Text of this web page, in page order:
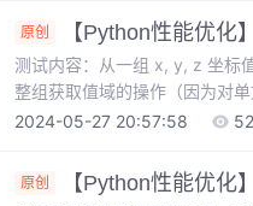
方法。
原创 【Python性能优化
测试内容：从一组 x, y, z 坐标
整组获取值域的操作（因为对
所有 obj 数据获取一个跨文件
境：python 3.11、win 11、
2024-05-27 20:57:58
原创 【Python性能优化